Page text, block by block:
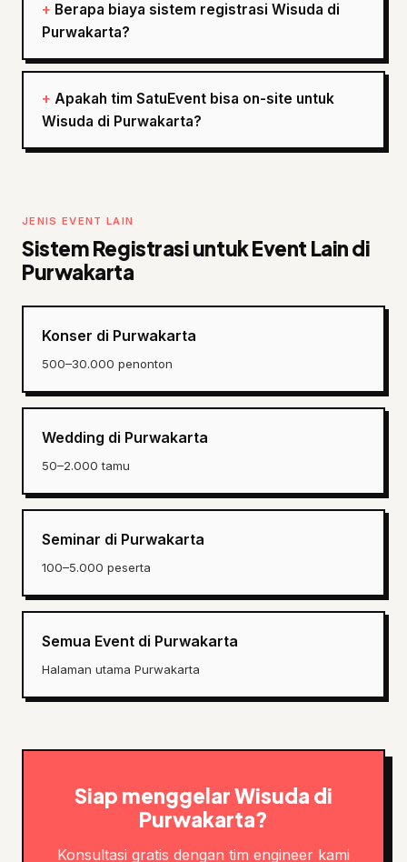
Berapa biaya sistem registrasi Wisuda di
Purwakarta?
Apakah tim SatuEvent bisa on-site untuk
Wisuda di Purwakarta?
JENIS EVENT LAIN
Sistem Registrasi untuk Event Lain di
Purwakarta
Konser di Purwakarta
500–30.000 penonton
Wedding di Purwakarta
50–2.000 tamu
Seminar di Purwakarta
100–5.000 peserta
Semua Event di Purwakarta
Halaman utama Purwakarta
Siap menggelar Wisuda di
Purwakarta?
Konsultasi gratis dengan tim engineer kami